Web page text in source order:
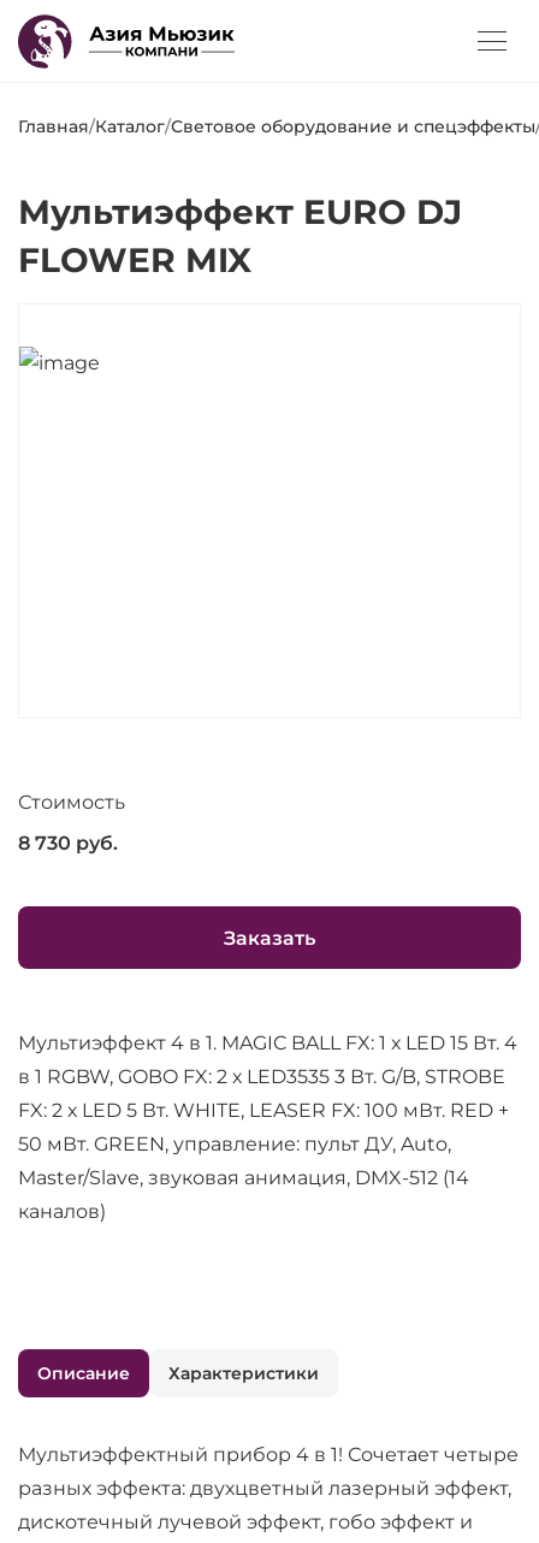
Главная/Каталог/Световое оборудование и спецэффекты
Мультиэффект EURO DJ
FLOWER MIX
Стоимость
8 730 руб.
Заказать
Мультиэффект 4 в 1. MAGIC BALL FX: 1 х LED 15 Вт. 4
в 1 RGBW, GOBO FX: 2 х LED3535 3 Вт. G/B, STROBE
FX: 2 х LED 5 Вт. WHITE, LEASER FX: 100 мВт. RED +
50 мВт. GREEN, управление: пульт ДУ, Auto,
Master/Slave, звуковая анимация, DMX-512 (14
каналов)
Описание Характеристики
Мультиэффектный прибор 4 в 1! Сочетает четыре
разных эффекта: двухцветный лазерный эффект,
дискотечный лучевой эффект, гобо эффект и